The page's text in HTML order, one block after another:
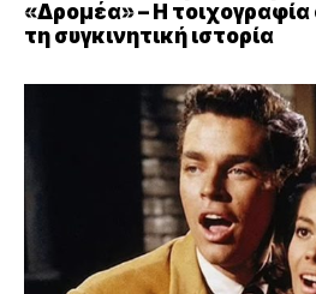
«Δρομέα» – Η
τη συγκινητική ιστορία